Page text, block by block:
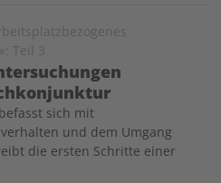
Teil 3
sich mit
und dem Umgang
die ersten Schritte einer